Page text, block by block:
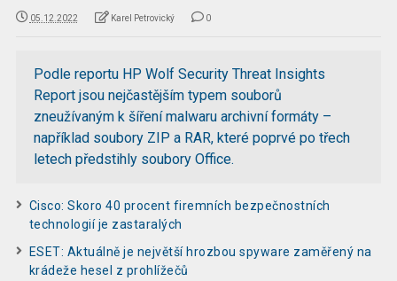
05.12.2022 Karel Petrovický 0
Podle reportu HP Wolf Security Threat Insights
Report jsou nejčastějším typem souborů
zneužívaným k šíření malwaru archivní formáty –
například soubory ZIP a RAR, které poprvé po třech
letech předstihly soubory Office.
Cisco: Skoro 40 procent firemních bezpečnostních
technologií je zastaralých
ESET: Aktuálně je největší hrozbou spyware zaměřený na
krádeže hesel z prohlížečů